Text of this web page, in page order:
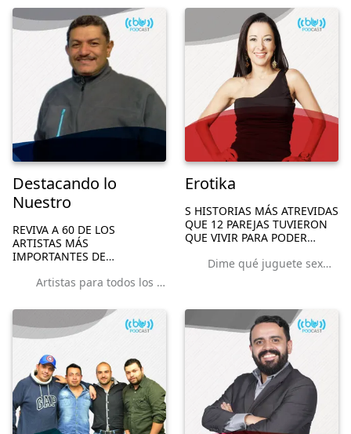
PERSONALES DE LOS,
AHORA, DESCONOCIDOS.
Destacando lo
Nuestro
REVIVA A 60 DE LOS
ARTISTAS MÁS
IMPORTANTES DE
AHORA, DESTACANDO SU
HISTORIA DEL ARTE Y DE LA
MÚSICA, EXPLORANDO SUS
EMOCIONES Y
Artistas para todos los gustos
Erotika
S HISTORIAS MÁS ATREVIDAS
QUE 12 PAREJAS TUVIERON
QUE VIVIR PARA PODER
SUS PASIONES. UNA MIRADA
MIRAR A LOS OJ...
Dime qué juguete sexual usas y te diré quién soy